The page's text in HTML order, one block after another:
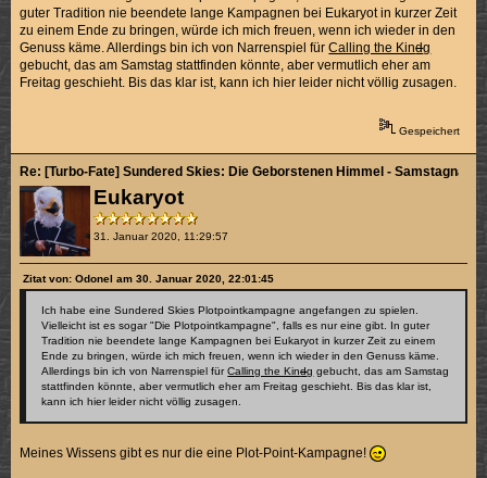
guter Tradition nie beendete lange Kampagnen bei Eukaryot in kurzer Zeit
zu einem Ende zu bringen, würde ich mich freuen, wenn ich wieder in den
Genuss käme. Allerdings bin ich von Narrenspiel fürCalling the Kindg
gebucht, das am Samstag stattfinden könnte, aber vermutlich eher am
Freitag geschieht. Bis das klar ist, kann ich hier leider nicht völlig zusagen.
Gespeichert
Eukaryot
31. Januar 2020, 11:29:57
Re: [Turbo-Fate] Sundered Skies: Die Geborstenen Himmel -
Zitat von: Odonel am 30. Januar 2020, 22:01:45
Ich habe eine Sundered Skies Plotpointkampagne angefangen zu spielen.
Vielleicht ist es sogar "Die Plotpointkampagne", falls es nur eine gibt. In guter
Tradition nie beendete lange Kampagnen bei Eukaryot in kurzer Zeit zu einem
Ende zu bringen, würde ich mich freuen, wenn ich wieder in den Genuss käme.
Allerdings bin ich von Narrenspiel fürCalling the Kindg gebucht, das am Samstag
stattfinden könnte, aber vermutlich eher am Freitag geschieht. Bis das klar ist,
kann ich hier leider nicht völlig zusagen.
Meines Wissens gibt es nur die eine Plot-Point-Kampagne!